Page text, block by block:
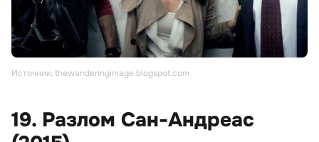
Источник: thewanderingimage.blogspot.com
19. Разлом Сан-Андреас